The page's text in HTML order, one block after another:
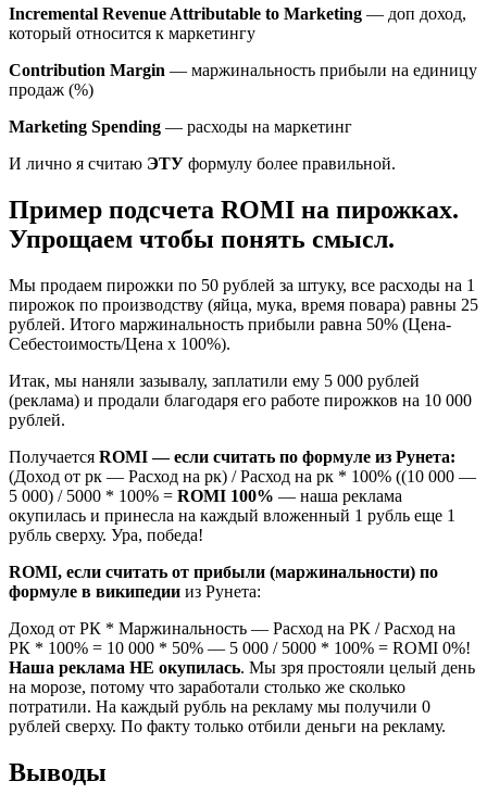
Incremental Revenue Attributable to Marketing — доп доход,
который относится к маркетингу
Contribution Margin — маржинальность прибыли на единицу
продаж (%)
Marketing Spending — расходы на маркетинг
И лично я считаю ЭТУ формулу более правильной.
Пример подсчета ROMI на пирожках.
Упрощаем чтобы понять смысл.
Мы продаем пирожки по 50 рублей за штуку, все расходы на 1
пирожок по производству (яйца, мука, время повара) равны 25
рублей. Итого маржинальность прибыли равна 50% (Цена-
Себестоимость/Цена х 100%).
Итак, мы наняли зазывалу, заплатили ему 5 000 рублей
(реклама) и продали благодаря его работе пирожков на 10 000
рублей.
Получается ROMI — если считать по формуле из Рунета:
(Доход от рк — Расход на рк) / Расход на рк * 100% ((10 000 —
5 000) / 5000 * 100% = ROMI 100% — наша реклама
окупилась и принесла на каждый вложенный 1 рубль еще 1
рубль сверху. Ура, победа!
ROMI, если считать от прибыли (маржинальности) по
формуле в википедии из Рунета:
Доход от РК * Маржинальность — Расход на РК / Расход на
РК * 100% = 10 000 * 50% — 5 000 / 5000 * 100% = ROMI 0%!
Наша реклама НЕ окупилась. Мы зря простояли целый день
на морозе, потому что заработали столько же сколько
потратили. На каждый рубль на рекламу мы получили 0
рублей сверху. По факту только отбили деньги на рекламу.
Выводы